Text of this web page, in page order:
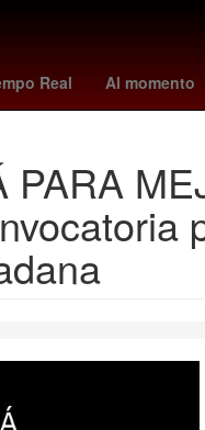
Real Al momento
Denuncia Aguascalientes
PARA